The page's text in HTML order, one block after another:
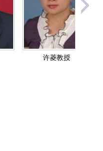
钟健生教授